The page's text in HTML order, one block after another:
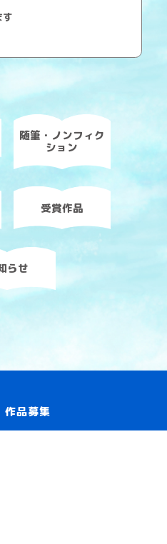
す
随筆・ノンフィク
ション
受賞作品
らせ
作品募集